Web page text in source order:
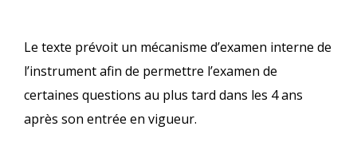
Le texte prévoit un mécanisme d’examen interne de
l’instrument afin de permettre l’examen de
certaines questions au plus tard dans les 4 ans
après son entrée en vigueur.